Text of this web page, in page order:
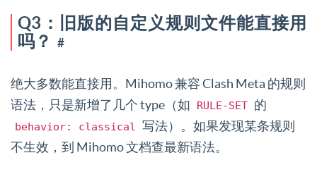
Q3：旧版的自定义规则文件能直接用
吗？
#
绝大多数能直接用。Mihomo 兼容 Clash Meta 的规则
语法，只是新增了几个 type（如
RULE-SET 的
behavior: classical 写法）。如果发现某条规则
不生效，到 Mihomo 文档查最新语法。